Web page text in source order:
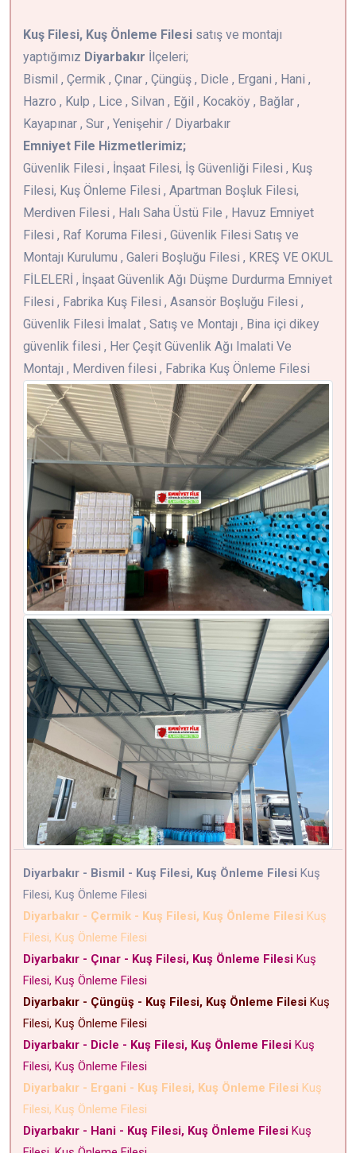
Kuş Filesi, Kuş Önleme Filesi satış ve montajı
yaptığımız Diyarbakır İlçeleri;
Bismil , Çermik , Çınar , Çüngüş , Dicle , Ergani , Hani ,
Hazro , Kulp , Lice , Silvan , Eğil , Kocaköy , Bağlar ,
Kayapınar , Sur , Yenişehir / Diyarbakır
Emniyet File Hizmetlerimiz;
Güvenlik Filesi , İnşaat Filesi, İş Güvenliği Filesi , Kuş
Filesi, Kuş Önleme Filesi , Apartman Boşluk Filesi,
Merdiven Filesi , Halı Saha Üstü File , Havuz Emniyet
Filesi , Raf Koruma Filesi , Güvenlik Filesi Satış ve
Montajı Kurulumu , Galeri Boşluğu Filesi , KREŞ VE OKUL
FİLELERİ , İnşaat Güvenlik Ağı Düşme Durdurma Emniyet
Filesi , Fabrika Kuş Filesi , Asansör Boşluğu Filesi ,
Güvenlik Filesi İmalat , Satış ve Montajı , Bina içi dikey
güvenlik filesi , Her Çeşit Güvenlik Ağı Imalati Ve
Montajı , Merdiven filesi , Fabrika Kuş Önleme Filesi
Diyarbakır - Bismil - Kuş Filesi, Kuş Önleme Filesi Kuş
Filesi, Kuş Önleme Filesi
Diyarbakır - Çermik - Kuş Filesi, Kuş Önleme Filesi Kuş
Filesi, Kuş Önleme Filesi
Diyarbakır - Çınar - Kuş Filesi, Kuş Önleme Filesi Kuş
Filesi, Kuş Önleme Filesi
Diyarbakır - Çüngüş - Kuş Filesi, Kuş Önleme Filesi Kuş
Filesi, Kuş Önleme Filesi
Diyarbakır - Dicle - Kuş Filesi, Kuş Önleme Filesi Kuş
Filesi, Kuş Önleme Filesi
Diyarbakır - Ergani - Kuş Filesi, Kuş Önleme Filesi Kuş
Filesi, Kuş Önleme Filesi
Diyarbakır - Hani - Kuş Filesi, Kuş Önleme Filesi Kuş